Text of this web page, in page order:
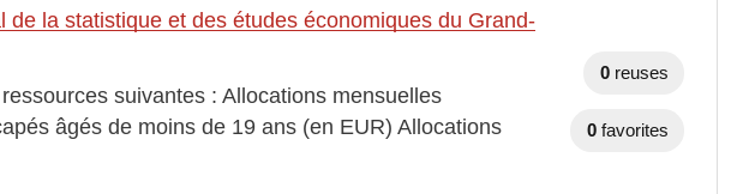
de la statistique et des études économiques du Grand-
suivantes : Allocations mensuelles
âgés de moins de 19 ans (en EUR) Allocations
0 reuses
0 favorites